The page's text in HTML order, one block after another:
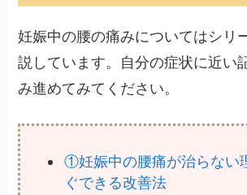
妊娠中の腰の痛みについてはシリ
説しています。自分の症状に近い
み進めてみてください。
①妊娠中の腰痛が治らない
ぐできる改善法